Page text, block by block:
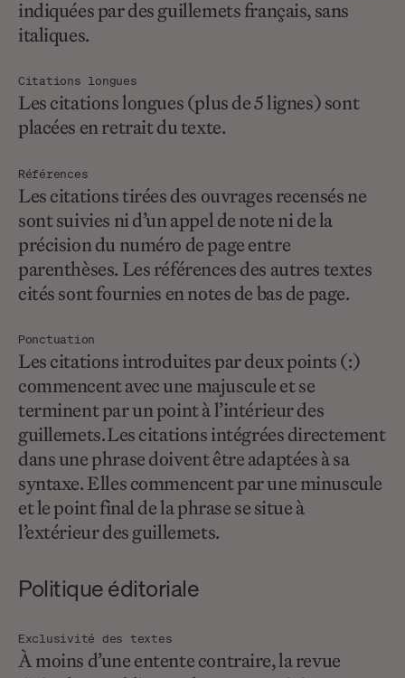
indiquées par des guillemets français, sans
italiques.
Citations longues
Les citations longues (plus de 5 lignes) sont
placées en retrait du texte.
Références
Les citations tirées des ouvrages recensés ne
sont suivies ni d’un appel de note ni de la
précision du numéro de page entre
parenthèses. Les références des autres textes
cités sont fournies en notes de bas de page.
Ponctuation
Les citations introduites par deux points (:)
commencent avec une majuscule et se
terminent par un point à l’intérieur des
guillemets. Les citations intégrées directement
dans une phrase doivent être adaptées à sa
syntaxe. Elles commencent par une minuscule
et le point final de la phrase se situe à
l’extérieur des guillemets.
Politique éditoriale
Exclusivité des textes
À moins d’une entente contraire, la revue